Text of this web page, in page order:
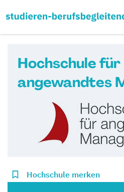
Hochschule für
angewandtes
Hochschule merken